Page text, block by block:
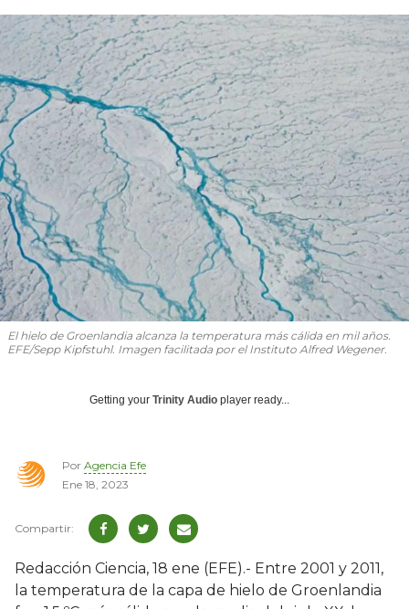
El hielo de Groenlandia alcanza la temperatura más cálida en mil años.
EFE/Sepp Kipfstuhl. Imagen facilitada por el Instituto Alfred Wegener.
Getting your Trinity Audio player ready...
Por Agencia Efe
Ene 18, 2023
Redacción Ciencia, 18 ene (EFE).- Entre 2001 y 2011,
la temperatura de la capa de hielo de Groenlandia